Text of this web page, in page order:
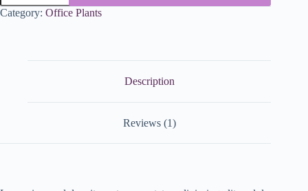
Category: Office Plants
Description
Reviews (1)